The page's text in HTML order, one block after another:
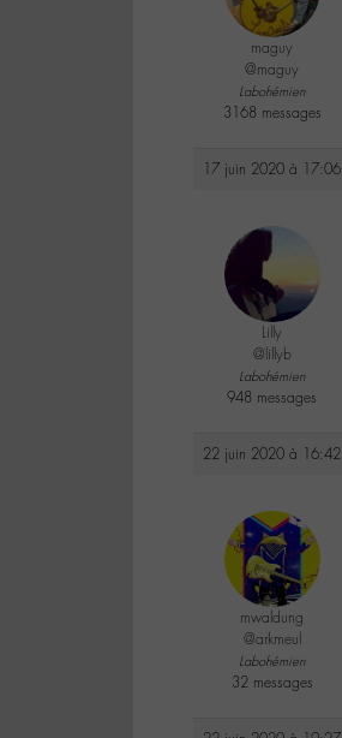
maguy
@maguy
Labohémien
3168 messages
17 juin 2020 à 17:06
Lilly
@lillyb
Labohémien
948 messages
22 juin 2020 à 16:42
mwaldung
@arkmeul
Labohémien
32 messages